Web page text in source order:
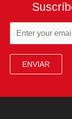
ENVIAR